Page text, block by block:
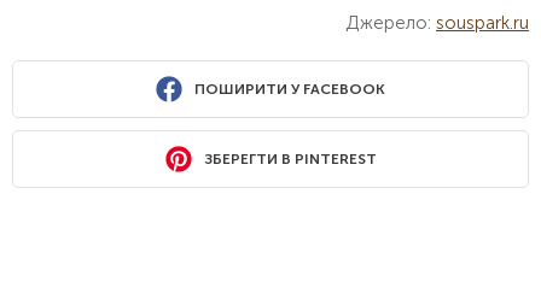
Джерело: souspark.ru
ПОШИРИТИ У FACEBOOK
ЗБЕРЕГТИ В PINTEREST